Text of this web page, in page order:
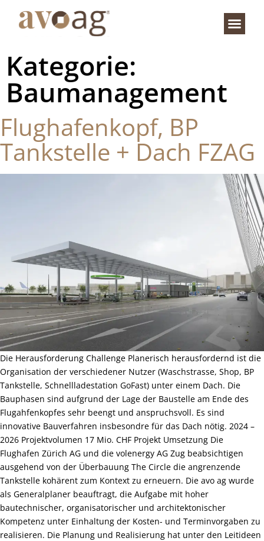
Kategorie:
Baumanagement
Flughafenkopf, BP
Tankstelle + Dach FZAG
Die Herausforderung Challenge Planerisch herausfordernd ist die
Organisation der verschiedener Nutzer (Waschstrasse, Shop, BP
Tankstelle, Schnellladestation GoFast) unter einem Dach. Die
Bauphasen sind aufgrund der Lage der Baustelle am Ende des
Flugahfenkopfes sehr beengt und anspruchsvoll. Es sind
innovative Bauverfahren insbesondre für das Dach nötig. 2024 –
2026 Projektvolumen 17 Mio. CHF Projekt Umsetzung Die
Flughafen Zürich AG und die volenergy AG Zug beabsichtigen
ausgehend von der Überbauung The Circle die angrenzende
Tankstelle kohärent zum Kontext zu erneuern. Die avo ag wurde
als Generalplaner beauftragt, die Aufgabe mit hoher
bautechnischer, organisatorischer und architektonischer
Kompetenz unter Einhaltung der Kosten- und Terminvorgaben zu
realisieren. Die Planung und Realisierung hat unter den Leitideen